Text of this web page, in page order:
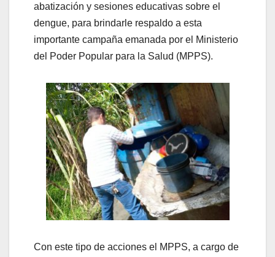
abatización y sesiones educativas sobre el
dengue, para brindarle respaldo a esta
importante campaña emanada por el Ministerio
del Poder Popular para la Salud (MPPS).
Con este tipo de acciones el MPPS, a cargo de